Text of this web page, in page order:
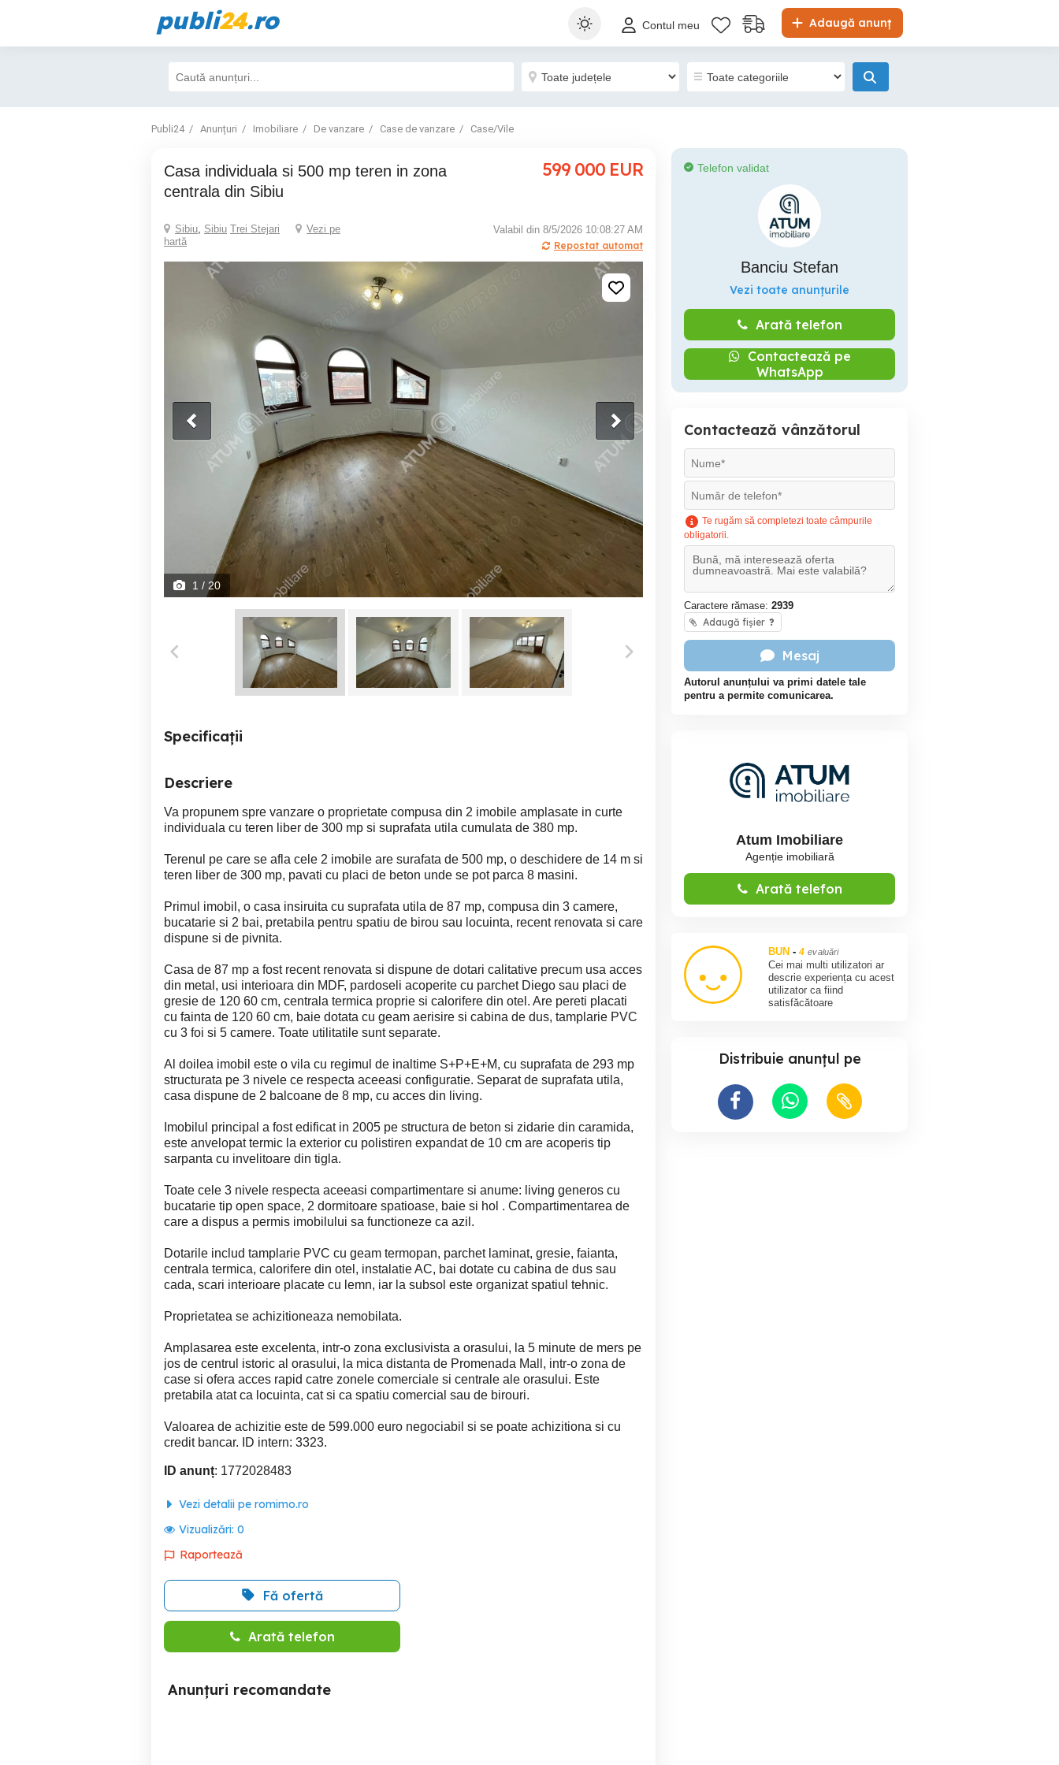
publi24.ro Adaugă anunț
Contul meu
Publi24 Anunțuri Imobiliare De vanzare Case de vanzare Case/Vile
Casa individuala si 500 mp teren in zona
centrala din Sibiu
599 000 EUR
Sibiu, Sibiu Trei Stejari
Vezi pe
hartă
Valabil din 8/5/2026 10:08:27 AM
Repostat automat
1 / 20
Specificații
Descriere
Va propunem spre vanzare o proprietate compusa din 2 imobile amplasate in curte
individuala cu teren liber de 300 mp si suprafata utila cumulata de 380 mp.
Terenul pe care se afla cele 2 imobile are surafata de 500 mp, o deschidere de 14 m si
teren liber de 300 mp, pavati cu placi de beton unde se pot parca 8 masini.
Primul imobil, o casa insiruita cu suprafata utila de 87 mp, compusa din 3 camere,
bucatarie si 2 bai, pretabila pentru spatiu de birou sau locuinta, recent renovata si care
dispune si de pivnita.
Casa de 87 mp a fost recent renovata si dispune de dotari calitative precum usa acces
din metal, usi interioara din MDF, pardoseli acoperite cu parchet Diego sau placi de
gresie de 120 60 cm, centrala termica proprie si calorifere din otel. Are pereti placati
cu fainta de 120 60 cm, baie dotata cu geam aerisire si cabina de dus, tamplarie PVC
cu 3 foi si 5 camere. Toate utilitatile sunt separate.
Al doilea imobil este o vila cu regimul de inaltime S+P+E+M, cu suprafata de 293 mp
structurata pe 3 nivele ce respecta aceeasi configuratie. Separat de suprafata utila,
casa dispune de 2 balcoane de 8 mp, cu acces din living.
Imobilul principal a fost edificat in 2005 pe structura de beton si zidarie din caramida,
este anvelopat termic la exterior cu polistiren expandat de 10 cm are acoperis tip
sarpanta cu invelitoare din tigla.
Toate cele 3 nivele respecta aceeasi compartimentare si anume: living generos cu
bucatarie tip open space, 2 dormitoare spatioase, baie si hol . Compartimentarea de
care a dispus a permis imobilului sa functioneze ca azil.
Dotarile includ tamplarie PVC cu geam termopan, parchet laminat, gresie, faianta,
centrala termica, calorifere din otel, instalatie AC, bai dotate cu cabina de dus sau
cada, scari interioare placate cu lemn, iar la subsol este organizat spatiul tehnic.
Proprietatea se achizitioneaza nemobilata.
Amplasarea este excelenta, intr-o zona exclusivista a orasului, la 5 minute de mers pe
jos de centrul istoric al orasului, la mica distanta de Promenada Mall, intr-o zona de
case si ofera acces rapid catre zonele comerciale si centrale ale orasului. Este
pretabila atat ca locuinta, cat si ca spatiu comercial sau de birouri.
Valoarea de achizitie este de 599.000 euro negociabil si se poate achizitiona si cu
credit bancar. ID intern: 3323.
ID anunț: 1772028483
Vezi detalii pe romimo.ro
Vizualizări: 0
Raportează
Fă ofertă
Arată telefon
Anunțuri recomandate
Telefon validat
Banciu Stefan
Vezi toate anunțurile
Arată telefon
Contactează pe
WhatsApp
Contactează vânzătorul
Te rugăm să completezi toate câmpurile
obligatorii.
Caractere rămase: 2939
Adaugă fișier ?
Mesaj
Autorul anunțului va primi datele tale
pentru a permite comunicarea.
Atum Imobiliare
Agenție imobiliară
Arată telefon
BUN- 4 evaluări
Cei mai multi utilizatori ar
descrie experiența cu acest
utilizator ca fiind
satisfăcătoare
Distribuie anunțul pe